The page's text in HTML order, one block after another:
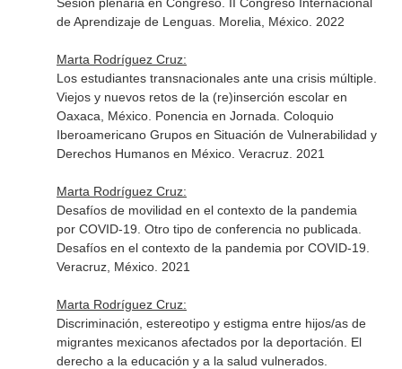
de Aprendizaje de Lenguas. Morelia, México. 2022
Marta Rodríguez Cruz:
Los estudiantes transnacionales ante una crisis múltiple.
Viejos y nuevos retos de la (re)inserción escolar en
Oaxaca, México. Ponencia en Jornada. Coloquio
Iberoamericano Grupos en Situación de Vulnerabilidad y
Derechos Humanos en México. Veracruz. 2021
Marta Rodríguez Cruz:
Desafíos de movilidad en el contexto de la pandemia
por COVID-19. Otro tipo de conferencia no publicada.
Desafíos en el contexto de la pandemia por COVID-19.
Veracruz, México. 2021
Marta Rodríguez Cruz:
Discriminación, estereotipo y estigma entre hijos/as de
migrantes mexicanos afectados por la deportación. El
derecho a la educación y a la salud vulnerados.